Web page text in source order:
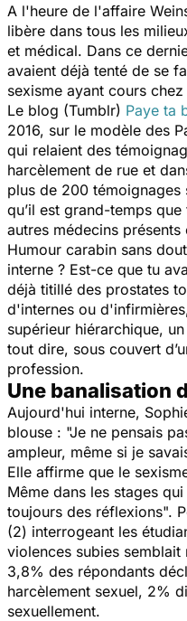
A l'heure de l'affaire
libère dans tous les
et médical. Dans ce
avaient déjà tenté de se
sexisme ayant cours
Le blog (Tumblr) Paye ta
2016, sur le modèle des
qui relaient des
harcèlement de rue et
plus de 200 témoignages
qu’il est grand-temps
autres médecins
Humour carabin sans
interne ? Est-ce que tu
déjà titillé des prostates
d'internes ou
supérieur hiérarchique,
tout dire, sous couvert
profession.
Une banalisation
Aujourd'hui interne,
blouse : "Je ne pensais
ampleur, même si je
Elle affirme que le
Même dans les stages
toujours des réflexions".
(2) interrogeant les
violences subies semblait
3,8% des répondants
harcèlement sexuel, 2%
sexuellement.